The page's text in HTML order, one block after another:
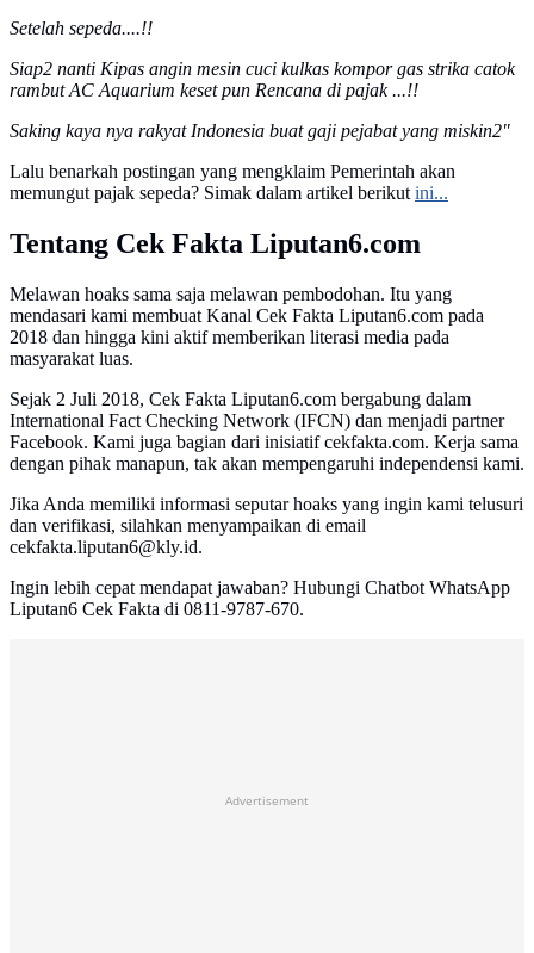
Setelah sepeda....!!
Siap2 nanti Kipas angin mesin cuci kulkas kompor gas strika catok
rambut AC Aquarium keset pun Rencana di pajak ...!!
Saking kaya nya rakyat Indonesia buat gaji pejabat yang miskin2"
Lalu benarkah postingan yang mengklaim Pemerintah akan
memungut pajak sepeda? Simak dalam artikel berikutini...
Tentang Cek Fakta Liputan6.com
Melawan hoaks sama saja melawan pembodohan. Itu yang
mendasari kami membuat Kanal Cek Fakta Liputan6.com pada
2018 dan hingga kini aktif memberikan literasi media pada
masyarakat luas.
Sejak 2 Juli 2018, Cek Fakta Liputan6.com bergabung dalam
International Fact Checking Network (IFCN) dan menjadi partner
Facebook. Kami juga bagian dari inisiatif cekfakta.com. Kerja sama
dengan pihak manapun, tak akan mempengaruhi independensi kami.
Jika Anda memiliki informasi seputar hoaks yang ingin kami telusuri
dan verifikasi, silahkan menyampaikan di email
cekfakta.liputan6@kly.id.
Ingin lebih cepat mendapat jawaban? Hubungi Chatbot WhatsApp
Liputan6 Cek Fakta di 0811-9787-670.
Advertisement